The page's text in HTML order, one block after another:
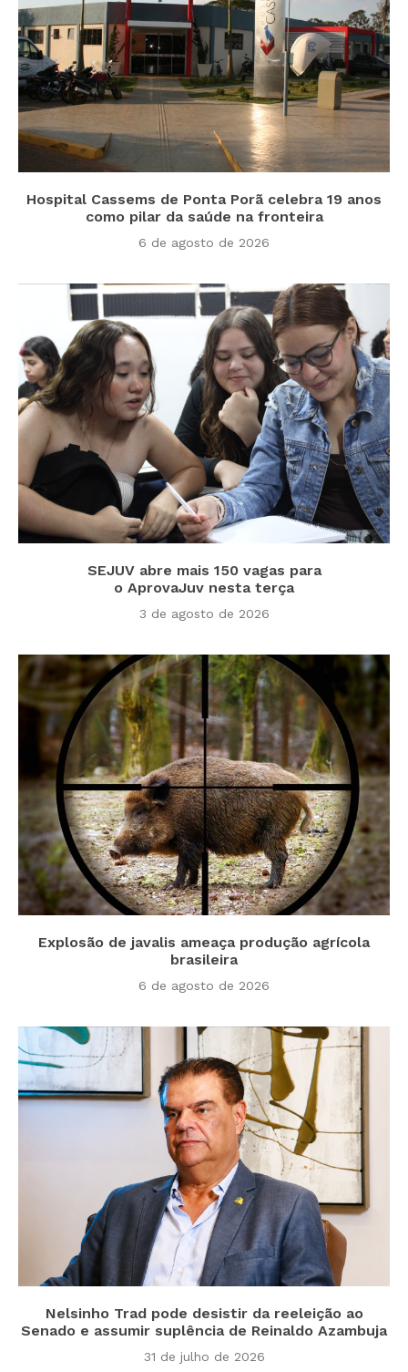
Hospital Cassems de Ponta Porã celebra 19 anos
como pilar da saúde na fronteira
6 de agosto de 2026
SEJUV abre mais 150 vagas para
o AprovaJuv nesta terça
3 de agosto de 2026
Explosão de javalis ameaça produção agrícola
brasileira
6 de agosto de 2026
Nelsinho Trad pode desistir da reeleição ao
Senado e assumir suplência de Reinaldo Azambuja
31 de julho de 2026